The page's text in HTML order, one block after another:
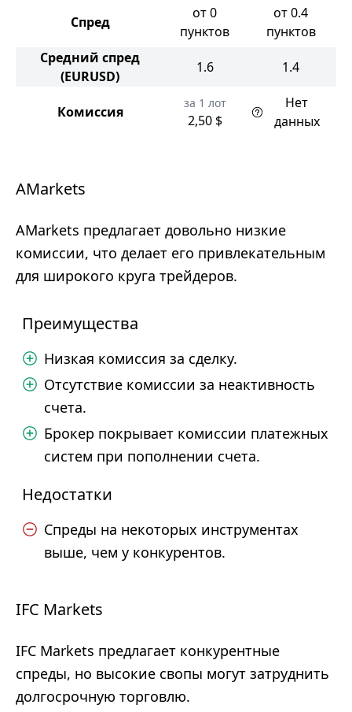
Спред
от 0
пунктов
от 0.4
пунктов
Средний спред
(EURUSD)
1.6 1.4
Комиссия
за 1 лот
2,50 $
Нет
данных
AMarkets
AMarkets предлагает довольно низкие
комиссии, что делает его привлекательным
для широкого круга трейдеров.
Преимущества
Низкая комиссия за сделку.
Отсутствие комиссии за неактивность
счета.
Брокер покрывает комиссии платежных
систем при пополнении счета.
Недостатки
Спреды на некоторых инструментах
выше, чем у конкурентов.
IFC Markets
IFC Markets предлагает конкурентные
спреды, но высокие свопы могут затруднить
долгосрочную торговлю.